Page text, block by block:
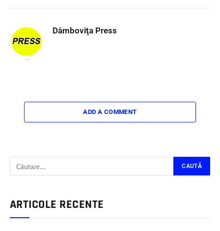
Dâmboviţa Press
ADD A COMMENT
ARTICOLE RECENTE